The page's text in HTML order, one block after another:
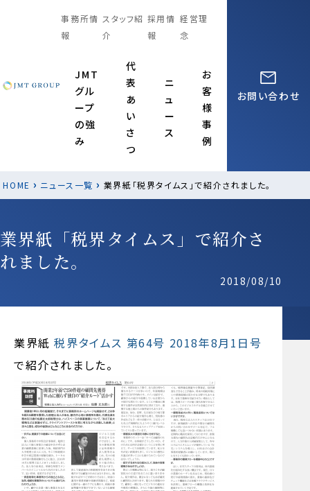
事務所情
報
スタッフ紹
介
採用情
報
経営理
念
JMT
グル
ープ
の強
み
代
表
あ
い
さ
つ
ニ
ュ
ー
ス
お
客
様
事
例
お問い合わせ
HOME › ニュース一覧 › 業界紙「税界タイムス」で紹介されました。
業界紙「税界タイムス」で紹介さ
れました。
2018/08/10
業界紙税界タイムス 第64号 2018年8月1日号
で紹介されました。